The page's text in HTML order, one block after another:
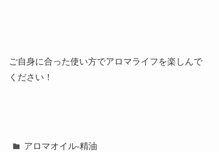
ご自身に合った使い方でアロマライフを楽しんで
ください！
アロマオイル-精油